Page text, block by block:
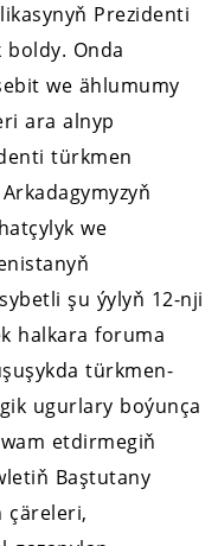
Prezidenti
boldy. Onda
we ählumumy
ara alnyp
türkmen
we
şu ýylyň 12-nji
halkara foruma
türkmen-
ugurlary boýunça
etdirmegiň
Baştutany
çäreleri,